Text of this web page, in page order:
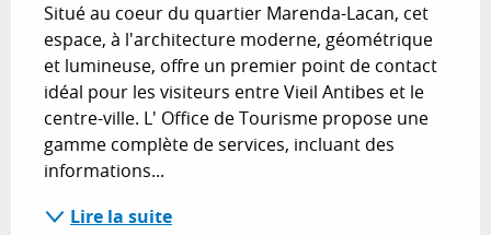
Situé au coeur du quartier Marenda-Lacan, cet
espace, à l'architecture moderne, géométrique
et lumineuse, offre un premier point de contact
idéal pour les visiteurs entre Vieil Antibes et le
centre-ville. L' Office de Tourisme propose une
gamme complète de services, incluant des
informations...
Lire la suite